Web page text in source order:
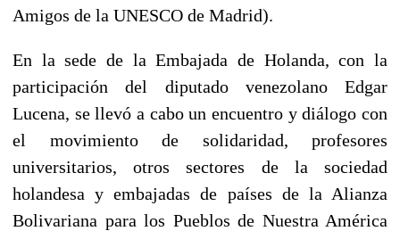
Amigos de la UNESCO de Madrid).
En la sede de la Embajada de Holanda, con la
participación del diputado venezolano Edgar
Lucena, se llevó a cabo un encuentro y diálogo con
el movimiento de solidaridad, profesores
universitarios, otros sectores de la sociedad
holandesa y embajadas de países de la Alianza
Bolivariana para los Pueblos de Nuestra América